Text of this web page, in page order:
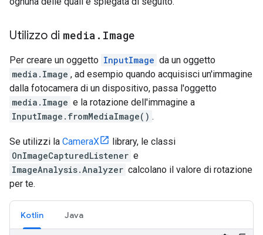
Utilizzo di media . Image
Per creare un oggetto InputImage da un oggetto
media.Image , ad esempio quando acquisisci un'immagine
dalla fotocamera di un dispositivo, passa l'oggetto
media.Image e la rotazione dell'immagine a
InputImage.fromMediaImage() .
Se utilizzi la CameraX
library, le classi
OnImageCapturedListener e
ImageAnalysis.Analyzer calcolano il valore di rotazione
per te.
Kotlin Java